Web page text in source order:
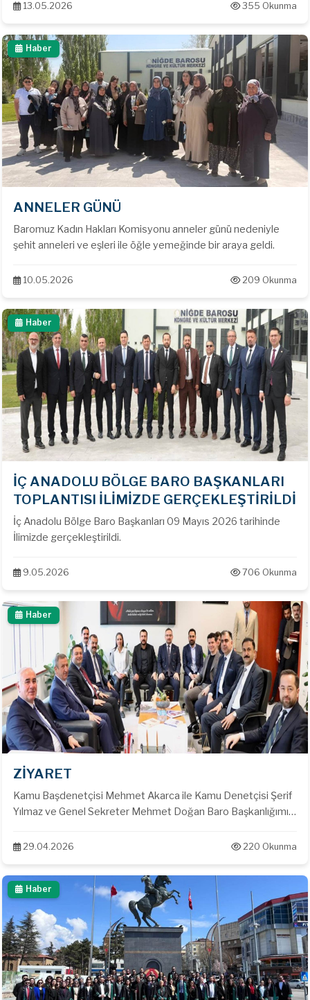
13.05.2026 355 Okunma
Haber
ANNELER GÜNÜ
Baromuz Kadın Hakları Komisyonu anneler günü nedeniyle
şehit anneleri ve eşleri ile öğle yemeğinde bir araya geldi.
10.05.2026 209 Okunma
Haber
İÇ ANADOLU BÖLGE BARO BAŞKANLARI
TOPLANTISI İLİMİZDE GERÇEKLEŞTİRİLDİ
İç Anadolu Bölge Baro Başkanları 09 Mayıs 2026 tarihinde
İlimizde gerçekleştirildi.
9.05.2026 706 Okunma
Haber
ZİYARET
Kamu Başdenetçisi Mehmet Akarca ile Kamu Denetçisi Şerif
Yılmaz ve Genel Sekreter Mehmet Doğan Baro Başkanlığımızı
29.04.2026 220 Okunma
Haber